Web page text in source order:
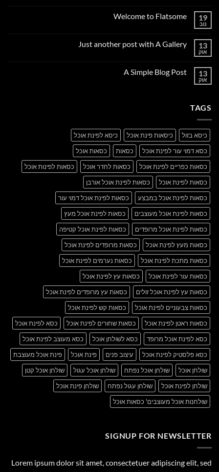
19
נוב
Welcome to Flatsome
Welcome
13
אוק
Just another post with A Gallery
Just
13
אוק
A Simple Blog Post
TAGS
כיסא בזול כיסאות פינת אוכל
כיסא לפינת אוכל
כסא דמוי עור לפינת אוכל
כסאות
כסאות אוכל
כסאות כפריים לפינת אוכל
כסאות לחדר אוכל
כסאות לפינות אוכל
כסאות לפינת אוכל
כסאות לפינת אוכל אורבן
כסאות לפינת אוכל במבצע
כסאות לפינת אוכל דמוי עור
כסאות לפינת אוכל מעוצבים
כסאות לפינת אוכל מעץ
כסאות לפינת אוכל מרופדים
כסאות לפינת אוכל קטיפה
כסאות מעץ לפינת אוכל
כסאות מרופדים לפינת אוכל
כסאות מתכת לפינת אוכל
כסאות נערמים לפינת אוכל
כסאות עור לפינת אוכל
כסאות עץ לפינת אוכל
כסאות עץ לפינת אוכל זולים
כסאות עץ מרופדים לפינת אוכל
כסאות צבעוניים לפינת אוכל
כסאות קש לפינת אוכל
כסאות ראטן לפינת אוכל
כסאות שחורים לפינת אוכל
כסא לפינת אוכל
כסא לפינת אוכל מרופד
כסא לשולחן אוכל
כסא מעוצב לפינת אוכל
כסא פלסטיק לפינת אוכל
עיצוב פנים פינת אוכל
פינת אוכל מעוצבת
שולחן אוכל
שולחן אוכל נפתח שולחן אוכל עגול
שולחן אוכל קטן
שולחן לפינת אוכל
שולחן עגול נפתח
שולחן פינת אוכל
שולחנות אוכל מעוצבים' כסאות אוכל
SIGNUP FOR NEWSLETTER
Lorem ipsum dolor sit amet, consectetuer adipiscing elit, sed